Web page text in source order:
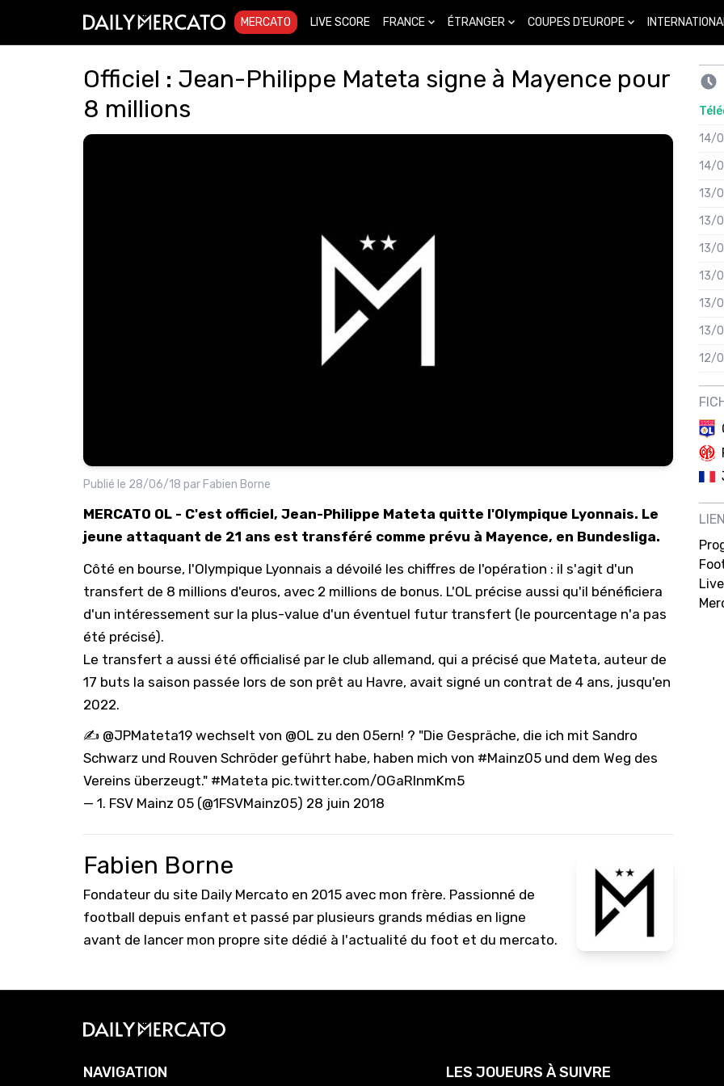
MERCATO LIVE SCORE FRANCE ÉTRANGER COUPES D'EUROPE
Officiel : Jean-Philippe Mateta signe à Mayence pour
8 millions
Publié le 28/06/18 par Fabien Borne
MERCATO OL - C'est officiel, Jean-Philippe Mateta quitte l'Olympique Lyonnais. Le
jeune attaquant de 21 ans est transféré comme prévu à Mayence, en Bundesliga.
Côté en bourse, l'Olympique Lyonnais a dévoilé les chiffres de l'opération : il s'agit d'un
transfert de 8 millions d'euros, avec 2 millions de bonus. L'OL précise aussi qu'il bénéficiera
d'un intéressement sur la plus-value d'un éventuel futur transfert (le pourcentage n'a pas
été précisé).
Le transfert a aussi été officialisé par le club allemand, qui a précisé que Mateta, auteur de
17 buts la saison passée lors de son prêt au Havre, avait signé un contrat de 4 ans, jusqu'en
2022.
✍️ @JPMateta19 wechselt von @OL zu den 05ern! ? "Die Gespräche, die ich mit Sandro
Schwarz und Rouven Schröder geführt habe, haben mich von #Mainz05 und dem Weg des
Vereins überzeugt." #Mateta pic.twitter.com/OGaRlnmKm5
— 1. FSV Mainz 05 (@1FSVMainz05) 28 juin 2018
Fabien Borne
Fondateur du site Daily Mercato en 2015 avec mon frère. Passionné de
football depuis enfant et passé par plusieurs grands médias en ligne
avant de lancer mon propre site dédié à l'actualité du foot et du mercato.
14/
14/
13/
13/
13/
13/
13/
13/
12/
12/
12/01
12/
11/
11/
11/
11/
NAVIGATION LES JOUEURS À SUIVRE